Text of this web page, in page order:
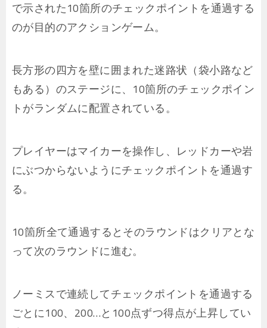
で示された10箇所のチェックポイントを通過する
のが目的のアクションゲーム。
長方形の四方を壁に囲まれた迷路状（袋小路など
もある）のステージに、10箇所のチェックポイン
トがランダムに配置されている。
プレイヤーはマイカーを操作し、レッドカーや岩
にぶつからないようにチェックポイントを通過す
る。
10箇所全て通過するとそのラウンドはクリアとな
って次のラウンドに進む。
ノーミスで連続してチェックポイントを通過する
ごとに100、200…と100点ずつ得点が上昇してい